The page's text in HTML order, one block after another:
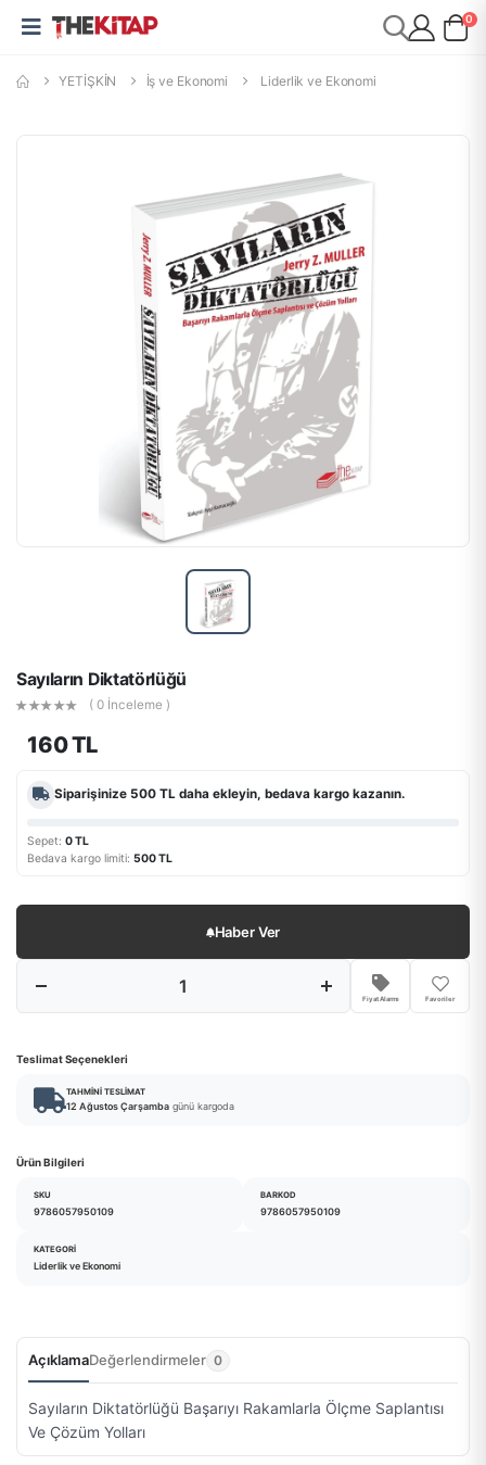
0
YETİŞKİN İş ve Ekonomi Liderlik ve Ekonomi
Sayıların Diktatörlüğü
( 0 İnceleme )
160 TL
Siparişinize 500 TL daha ekleyin, bedava kargo kazanın.
Sepet: 0 TL
Bedava kargo limiti: 500 TL
Haber Ver
Fiyat Alarmı Favoriler
Teslimat Seçenekleri
TAHMINI TESLIMAT
12 Ağustos Çarşamba günü kargoda
Ürün Bilgileri
SKU
9786057950109
BARKOD
9786057950109
KATEGORI
Liderlik ve Ekonomi
AçıklamaDeğerlendirmeler 0
Sayıların Diktatörlüğü Başarıyı Rakamlarla Ölçme Saplantısı
Ve Çözüm Yolları